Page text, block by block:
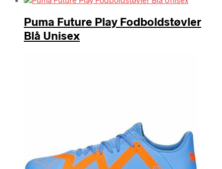
Puma Future Play Fodboldstøvler
Blå Unisex